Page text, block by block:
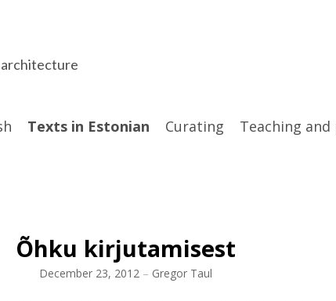
architecture
Texts in Estonian Curating Teaching
Õhku kirjutamisest
December 23, 2012 – Gregor Taul